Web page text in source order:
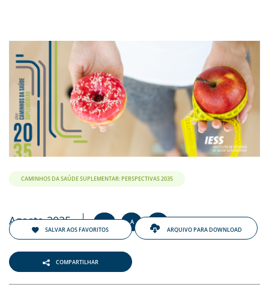
CAMINHOS DA SAÚDE SUPLEMENTAR: PERSPECTIVAS 2035
Agosto 2025 +A A
SALVAR AOS FAVORITOS
ARQUIVO PARA DOWNLOAD
COMPARTILHAR